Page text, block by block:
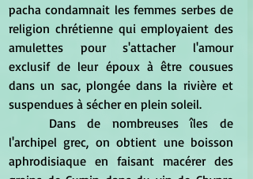
pacha condamnait les femmes serbes de
religion chrétienne qui employaient des
amulettes pour s'attacher l'amour
exclusif de leur époux à être cousues
dans un sac, plongée dans la rivière et
suspendues à sécher en plein soleil.
l'archipel grec, on obtient une boisson
aphrodisiaque en faisant macérer des